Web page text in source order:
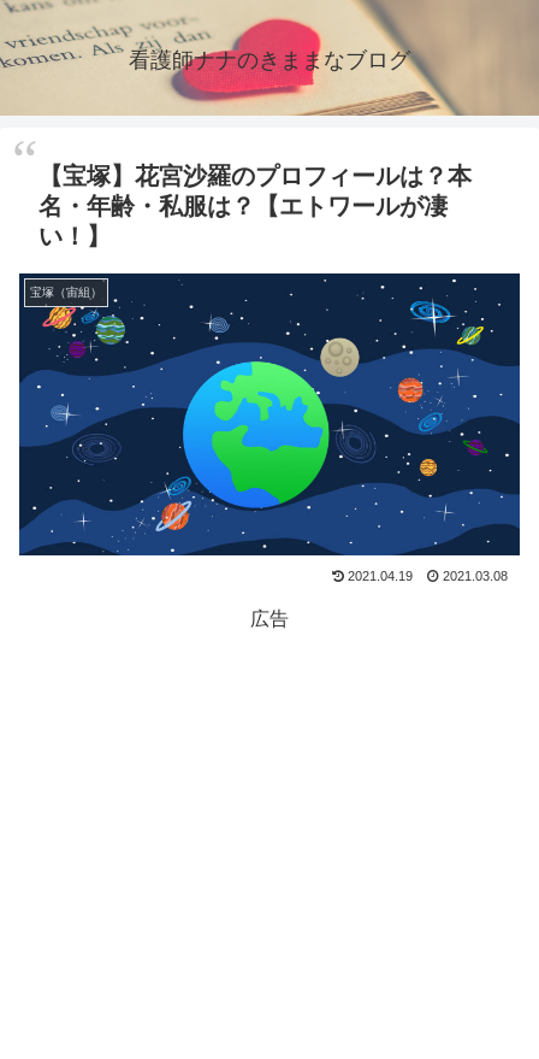
看護師ナナのきままなブログ
【宝塚】花宮沙羅のプロフィールは？本
名・年齢・私服は？【エトワールが凄
い！】
宝塚（宙組）
2021.04.19 2021.03.08
広告